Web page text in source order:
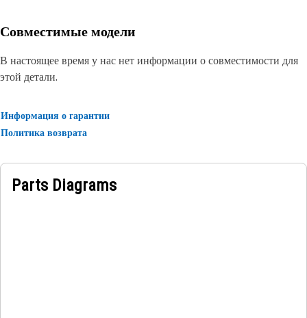
Совместимые модели
В настоящее время у нас нет информации о совместимости для
этой детали.
Информация о гарантии
Политика возврата
Parts Diagrams